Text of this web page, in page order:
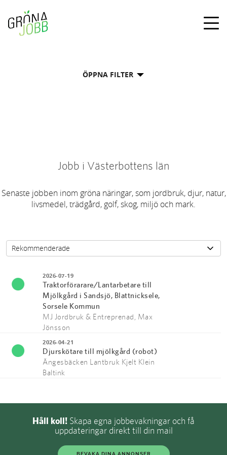
ÖPPNA FILTER
Jobb i Västerbottens län
Senaste jobben inom gröna näringar, som jordbruk, djur, natur,
livsmedel, trädgård, golf, skog, miljö och mark.
2026-07-19
Traktorförarare/Lantarbetare till
Mjölkgård i Sandsjö, Blattnicksele,
Sorsele Kommun
MJ Jordbruk & Entreprenad, Max
Jönsson
2026-04-21
Djurskötare till mjölkgård (robot)
Ängesbäcken Lantbruk Kjelt Klein
Baltink
Håll koll! Skapa egna jobbevakningar och få
uppdateringar direkt till din mail
BEVAKA DINA ANNONSER